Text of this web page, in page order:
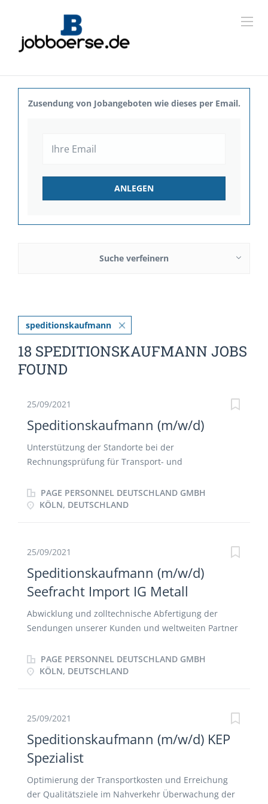
Zusendung von Jobangeboten wie dieses per Email.
Suche verfeinern
speditionskaufmann
18 SPEDITIONSKAUFMANN JOBS
FOUND
25/09/2021
Speditionskaufmann (m/w/d)
Unterstützung der Standorte bei der
Rechnungsprüfung für Transport- und
Kundenreklamationen und deren Bewertung auf
Basis des Gesamtprozesses Dokumentation aller
PAGE PERSONNEL DEUTSCHLAND GMBH
KÖLN, DEUTSCHLAND
25/09/2021
Speditionskaufmann (m/w/d)
Seefracht Import IG Metall
Abwicklung und zolltechnische Abfertigung der
Sendungen unserer Kunden und weltweiten Partner
persönlichen Kundenstamms Verhandlungen mit
Dienstleistern Kontinuierliche, eigenständige
PAGE PERSONNEL DEUTSCHLAND GMBH
KÖLN, DEUTSCHLAND
25/09/2021
Speditionskaufmann (m/w/d) KEP
Spezialist
Optimierung der Transportkosten und Erreichung
der Qualitätsziele im Nahverkehr Überwachung der